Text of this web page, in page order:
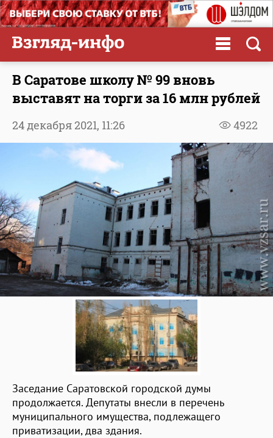
В Саратове школу № 99 вновь
выставят на торги за 16 млн рублей
4922
24 декабря 2021, 11:26
Заседание Саратовской городской думы
продолжается. Депутаты внесли в перечень
муниципального имущества, подлежащего
приватизации, два здания.